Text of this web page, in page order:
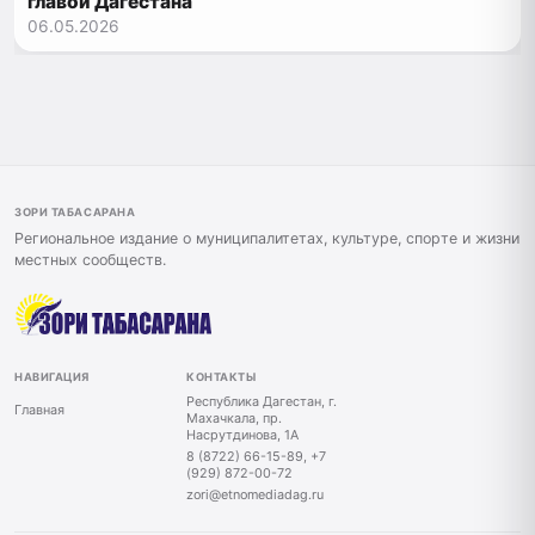
06.05.2026
ЗОРИ ТАБАСАРАНА
Региональное издание о муниципалитетах, культуре, спорте и жизни
местных сообществ.
НАВИГАЦИЯ
Главная
КОНТАКТЫ
Республика Дагестан, г.
Махачкала, пр.
Насрутдинова, 1А
8 (8722) 66-15-89, +7
(929) 872-00-72
zori@etnomediadag.ru